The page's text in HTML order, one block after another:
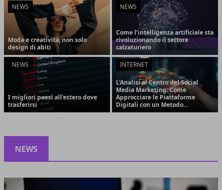
NEWS
Moda e creatività, non solo
design di abiti
NEWS
Come l’intelligenza artificiale sta
rivoluzionando il settore
calzaturiero
NEWS
I migliori paesi all’estero dove
trasferirsi
INTERNET
L'Analisi al Centro del Social
Media Marketing: Come
Approcciare le Piattaforme
Digitali con un Metodo
Strategico e Orientato ai
NEWS